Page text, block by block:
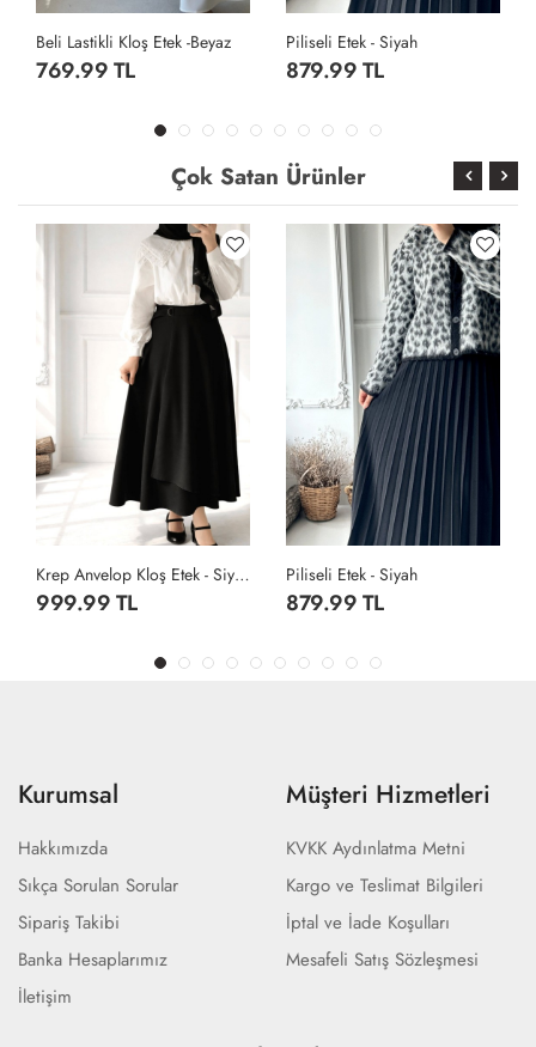
Piliseli Etek - Siyah
879.99 TL
Crash Vual Etek - Lacivert
1,399.99 TL
Çok Satan Ürünler
Piliseli Etek - Siyah
879.99 TL 999.99 TL
Kurumsal
Hakkımızda
Sıkça Sorulan Sorular
Sipariş Takibi
Banka Hesaplarımız
İletişim
Müşteri Hizmetleri
KVKK Aydınlatma Metni
Kargo ve Teslimat Bilgileri
İptal ve İade Koşulları
Mesafeli Satış Sözleşmesi